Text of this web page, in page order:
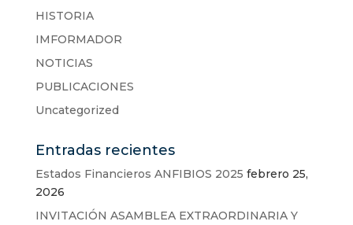
HISTORIA
IMFORMADOR
NOTICIAS
PUBLICACIONES
Uncategorized
Entradas recientes
Estados Financieros ANFIBIOS 2025 febrero 25,
2026
INVITACIÓN ASAMBLEA EXTRAORDINARIA Y